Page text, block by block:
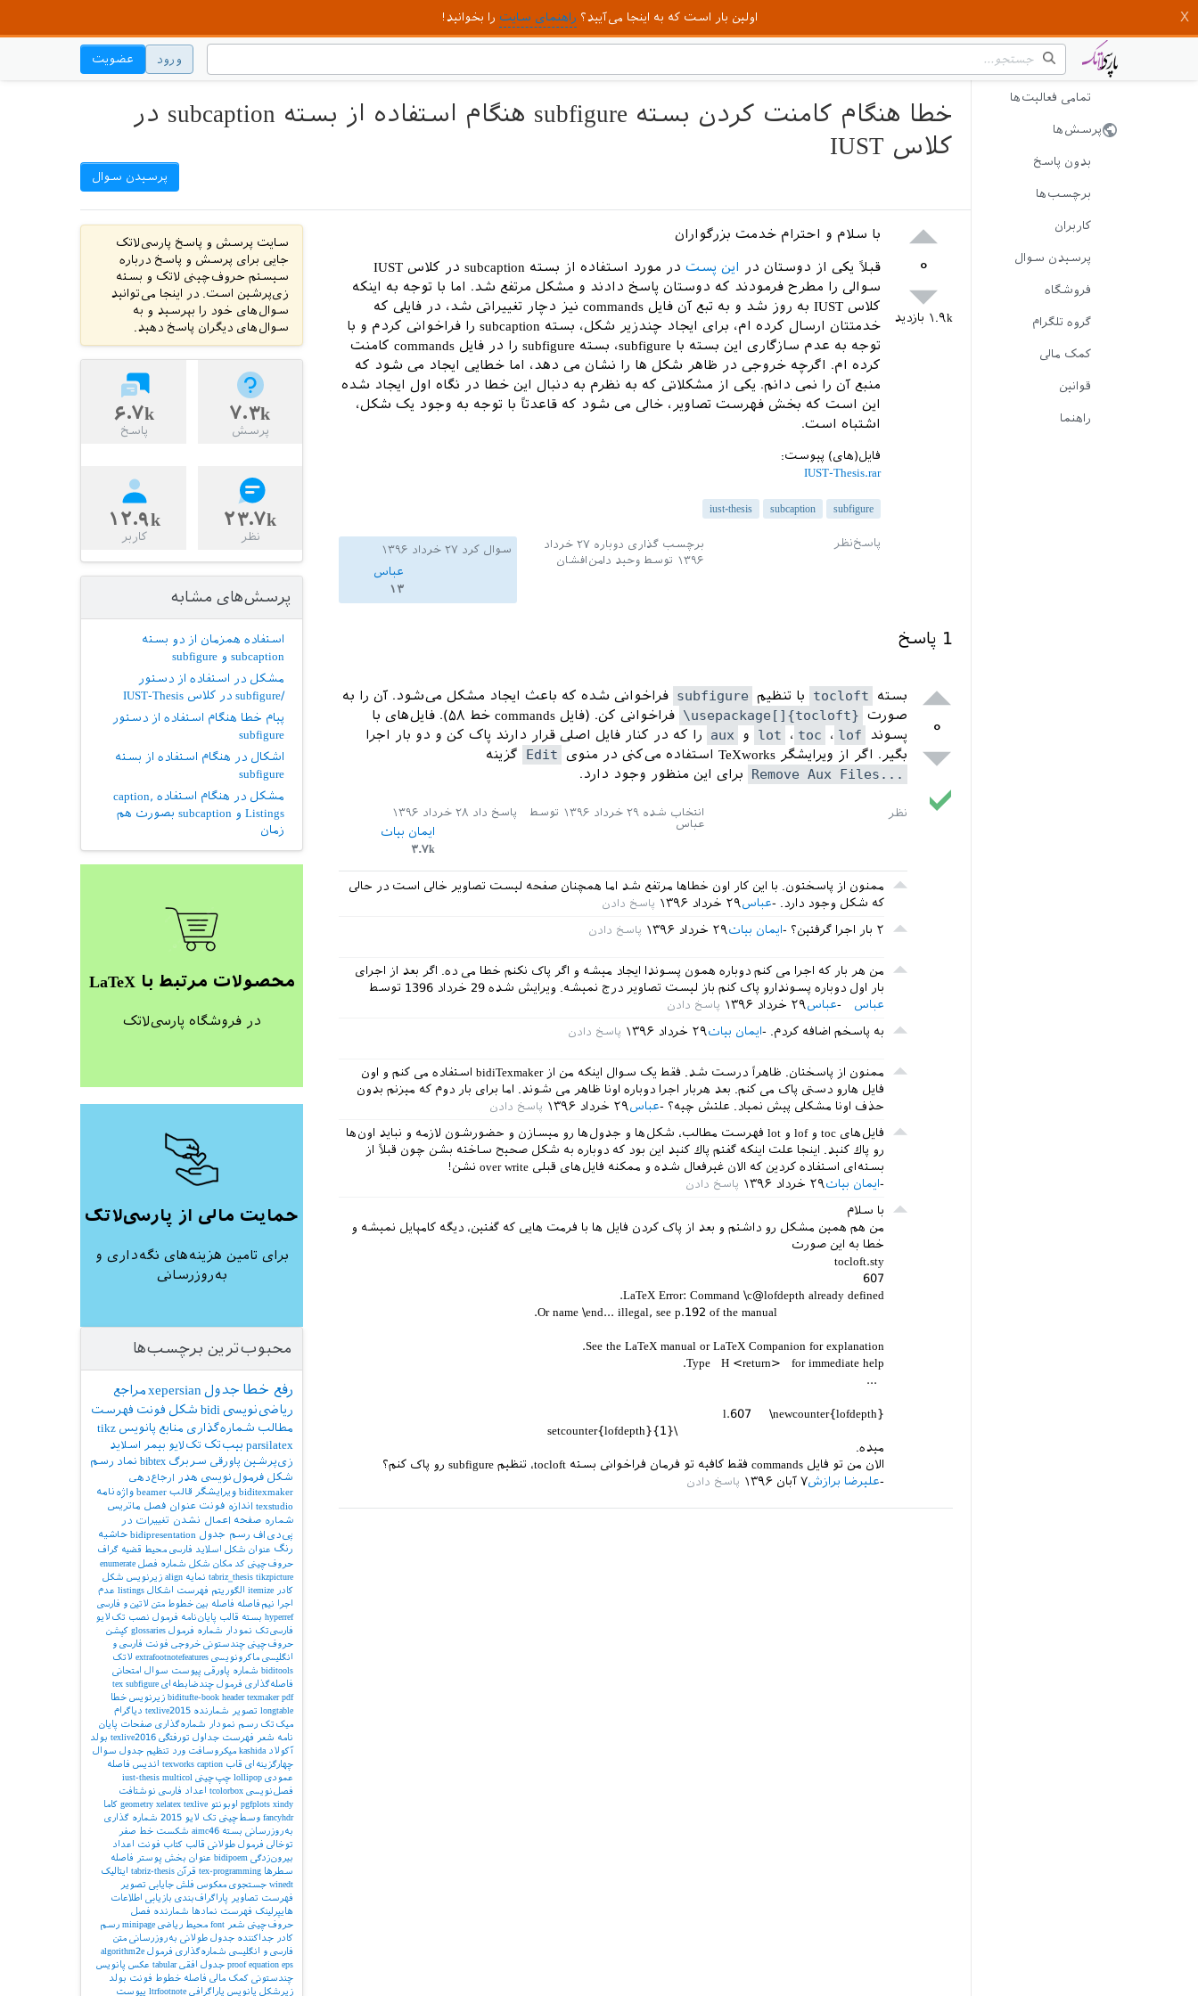
اولین بار است که به اینجا می‌آیید؟ راهنمای سایت را بخوانید!
ورود عضویت
تمامی فعالیت‌ها
پرسش‌ها
بدون پاسخ
برچسب‌ها
کاربران
پرسیدن سوال
فروشگاه
گروه تلگرام
کمک مالی
قوانین
راهنما
خطا هنگام کامنت کردن بسته subfigure هنگام استفاده از بسته subcaption در
کلاس IUST
پرسیدن سوال
۰
۱.۹k بازدید
با سلام و احترام خدمت بزرگواران
قبلاً یکی از دوستان در این پست
در مورد استفاده از بسته subcaption در کلاس IUST
سوالی را مطرح فرمودند که دوستان پاسخ دادند و مشکل مرتفع شد. اما با توجه به اینکه
کلاس IUST به روز شد و به تبع آن فایل commands نیز دچار تغییراتی شد، در فایلی که
خدمتتان ارسال کرده ام، برای ایجاد چندزیر شکل، بسته subcaption را فراخوانی کردم و با
توجه به عدم سازگاری این بسته با subfigure، بسته subfigure را در فایل commands کامنت
کرده ام. اگرچه خروجی در ظاهر شکل ها را نشان می دهد، اما خطایی ایجاد می شود که
منبع آن را نمی دانم. یکی از مشکلاتی که به نظرم به دنبال این خطا در نگاه اول ایجاد شده
این است که بخش فهرست تصاویر، خالی می شود که قاعدتاً با توجه به وجود یک شکل،
اشتباه است.
فایل(های) پیوست:
IUST-Thesis.rar
subfigure
subcaption
iust-thesis
برچسب گذاری دوباره
۲۷ خرداد
۱۳۹۶ توسط وحید دامن‌افشان
سوال کرد ۲۷ خرداد ۱۳۹۶
عباس
۱۳
1 پاسخ
۰
بسته tocloft با تنظیم subfigure فراخوانی شده که باعث ایجاد مشکل می‌شود. آن را به
صورت \usepackage[]{tocloft}
فراخوانی کن. (فایل commands خط ۵۸). فایل‌های با
پسوند
lof ، toc ، lot و aux
را که در کنار فایل اصلی قرار دارند پاک کن و دو بار اجرا
بگیر. اگر از ویرایشگر TeXworks استفاده می‌کنی در منوی
Edit
گزینه
Remove Aux Files...
برای این منظور وجود دارد.
انتخاب شده ۲۹ خرداد ۱۳۹۶
توسط
عباس
پاسخ داد ۲۸ خرداد ۱۳۹۶
ایمان بیات
۳.۷k
ممنون از پاسختون. با این کار اون خطاها مرتفع شد اما همچنان صفحه لیست تصاویر خالی است در حالی
که شکل وجود دارد.
۲۹ خرداد ۱۳۹۶عباس
٢ بار اجرا گرفتين؟
۲۹ خرداد ۱۳۹۶ایمان بیات
من هر بار که اجرا می کنم دوباره همون پسوندا ایجاد میشه و اگر پاک نکنم خطا می ده. اگر بعد از اجرای
بار اول دوباره پسوندارو پاک کنم باز لیست تصاویر درج نمیشه. ویرایش شده 29 خرداد 1396
توسط
عباس
۲۹ خرداد ۱۳۹۶عباس
به پاسخم اضافه کردم.
۲۹ خرداد ۱۳۹۶ایمان بیات
ممنون از پاسختان. ظاهراً درست شد. فقط یک سوال اینکه من از bidiTexmaker استفاده می کنم و اون
فایل هارو دستی پاک می کنم. بعد هربار اجرا دوباره اونا ظاهر می شوند. اما برای بار دوم که میزنم بدون
حذف اونا مشکلی پیش نمیاد. علتش چیه؟
۲۹ خرداد ۱۳۹۶عباس
فايل‌هاى toc و lof و lot فهرست مطالب، شكل‌ها و جدول‌ها رو ميسازن و حضورشون لازمه و نبايد اون‌ها
رو پاك كنيد. اينجا علت اينكه گفتم پاك كنيد اين بود كه دوباره به شكل صحيح ساخته بشن چون قبلاً از
بسته‌اى استفاده كردين كه الان غيرفعال شده و ممكنه فايل‌هاى قبلى over write نشن!
۲۹ خرداد ۱۳۹۶ایمان بیات
با سلام
من هم همین مشکل رو داشتم و بعد از پاک کردن فایل ها با فرمت هایی که گفتین، دیگه کامپایل نمیشه و
خطا به این صورت
tocloft.sty
607
LaTeX Error: Command \c@lofdepth already defined.
See the LaTeX manual or LaTeX Companion for explanation.
Type H <return> for immediate help.
...
l.607 \newcounter{lofdepth}
\setcounter{lofdepth}{1}
میده.
الان من تو فایل commands فقط کافیه تو فرمان فراخوانی بسته tocloft، تنظیم subfigure رو پاک کنم؟
۷ آبان ۱۳۹۶علیرضا برازش
سایت پرسش و پاسخ پارسی‌لاتک
جایی برای پرسش و پاسخ درباره
سیستم حروف‌چینی لاتک و بسته
زی‌پرشین است. در اینجا می‌توانید
سوال‌های خود را بپرسید و به
سوال‌های دیگران پاسخ دهید.
۷.۳k
پرسش
۶.۷k
پاسخ
۲۳.۷k
نظر
۱۲.۹k
کاربر
پرسش‌های مشابه
استفاده همزمان از دو بسته
subcaption و subfigure
مشکل در استفاده از دستور
/subfigure در کلاس IUST-Thesis
پیام خطا هنگام استفاده از دستور
subfigure
اشکال در هنگام استفاده از بسته
subfigure
مشکل در هنگام استفاده caption,
Listings و subcaption بصورت هم
زمان
محصولات مرتبط با LaTeX
در فروشگاه پارسی‌لاتک
حمایت مالی از پارسی‌لاتک
برای تامین هزینه‌های نگه‌داری و
به‌روزرسانی
محبوب‌ترین برچسب‌ها
رفع خطا جدول xepersianمراجع
ریاضی‌نویسی bidi شکل فونت فهرست
مطالب شماره‌گذاری منابع پانویس tikz
parsilatex بیب‌تک تک‌لایو بیمر اسلاید
زی‌پرشین پاورقی سربرگ bibtex نماد رسم
شکل فرمول‌نویسی هدر
ارجاع‌دهی
biditexmaker ویرایشگر قالب beamer واژه‌نامه
texstudio اندازه فونت عنوان فصل ماتریس
شماره صفحه اعمال نشدن تغییرات در
پی‌دی‌اف رسم جدول bidipresentation حاشیه
رنگ عنوان شکل اسلاید فارسی محیط قضیه گراف
حروف‌چینی کد مکان شکل شماره فصل enumerate
tabriz_thesis tikzpicture نمایه align زیرنویس شکل
کادر
itemize الگوریتم فهرست اشکال listings عدم
اجرا
نیم‌فاصله فاصله بین خطوط متن لاتین و فارسی
hyperref بسته قالب پایان‌نامه فرمول نصب تک‌لایو
فارسی‌تک نمودار شماره فرمول glossaries کپشن
حروف‌چینی چندستونی خروجی فونت فارسی و
انگلیسی ماکرونویسی extrafootnotefeatures لاتک
biditools شماره پاورقی پیوست‌ سوال امتحانی
فاصله‌گذاری فرمول چندضابطه‌ای tex subfigure
biditufte-book header texmaker pdf زیرنویس خطا
longtable تصویر شمارنده texlive2015 دیاگرام
میک‌تک رسم نمودار شماره‌گذاری صفحات پایان
نامه شعر فهرست جداول تورفتگی texlive2016 بولد
آکولاد kashida میکروسافت ورد تنظیم جدول سوال
چهارگزینه‌ای قاب texworks caption اندیس فاصله
عمودی lollipop چپ‌چینی iust-thesis multicol
فصل‌نویسی tcolorbox اعداد فارسی نوشتافت
pgfplots xindy اوبونتو geometry xelatex texlive
کاما
fancyhdr وسط‌چینی تک لایو 2015
شماره گذاری
به‌روزرسانی بسته aimc46 شکست خط صفر
توخالی فرمول طولانی قالب کتاب فونت اعداد
بیرون‌زدگی bidipoem عنوان بخش پوستر
فاصله
سطرها
tex-programming قرآن tabriz-thesis
ایتالیک
winedt جستجوی معکوس فلش جایابی تصویر
فهرست تصاویر
پاراگراف‌بندی بازیابی اطلاعات
هایپرلینک فهرست نمادها
شمارنده فصل
حروف‌چینی شعر font محیط ریاضی minipage رسم
کادر
جداکننده جدول طولانی به‌روزرسانی متن
فارسی و انگلیسی شماره‌گذاری فرمول algorithm2e
proof equation eps جدول افقی tabular عکس پانویس
چندستونی کمک مالی فاصله خطوط فونت بولد
زیرشکل پانویس پاراگرافی ltrfootnote پیوست